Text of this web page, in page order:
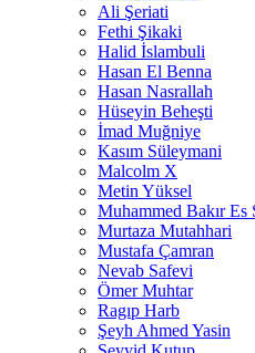
Ali Şeriati
Fethi Şikaki
Halid İslambuli
Hasan El Benna
Hasan Nasrallah
Hüseyin Beheşti
İmad Muğniye
Kasım Süleymani
Malcolm X
Metin Yüksel
Muhammed Bakır Es
Murtaza Mutahhari
Mustafa Çamran
Nevab Safevi
Ömer Muhtar
Ragıp Harb
Şeyh Ahmed Yasin